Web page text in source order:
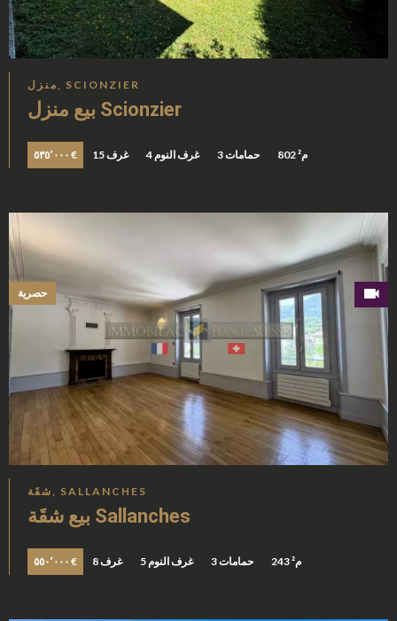
منزل, SCIONZIER
بيع منزل Scionzier
٥٣٥٬٠٠٠ € 15 غرف 4 غرف النوم 3 حمامات 802 م²
شقَة, SALLANCHES
بيع شقَة Sallanches
٥٥٠٬٠٠٠ € 8 غرف 5 غرف النوم 3 حمامات 243 م²
حصرية